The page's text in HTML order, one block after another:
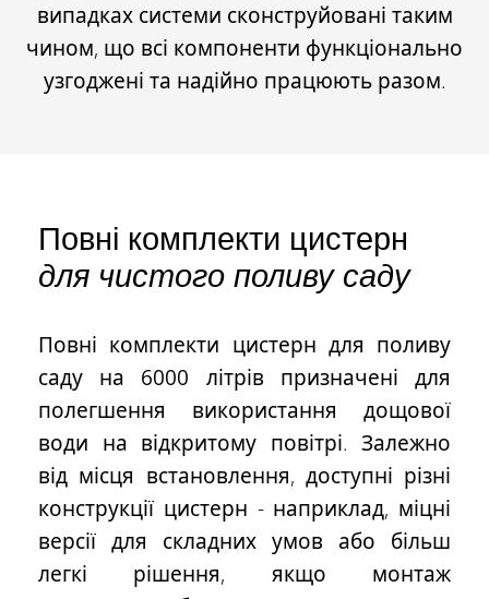
випадках системи сконструйовані таким
чином, що всі компоненти функціонально
узгоджені та надійно працюють разом.
Повні комплекти цистерн
для чистого поливу саду
Повні комплекти цистерн для поливу
саду на 6000 літрів призначені для
полегшення використання дощової
води на відкритому повітрі. Залежно
від місця встановлення, доступні різні
конструкції цистерн - наприклад, міцні
версії для складних умов або більш
легкі рішення, якщо монтаж